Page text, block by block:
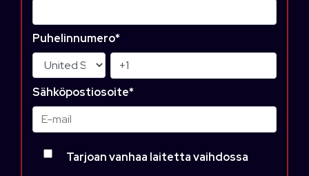
Puhelinnumero*
Sähköpostiosoite*
Tarjoan vanhaa laitetta vaihdossa